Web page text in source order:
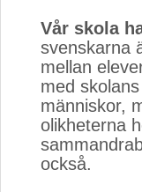
Vår skola
svenskarna
mellan
med
människor,
olikheterna
också.